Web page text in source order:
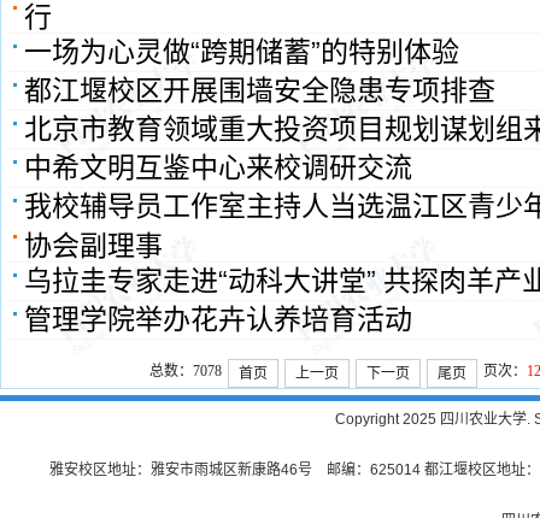
行
一场为心灵做“跨期储蓄”的特别体验
都江堰校区开展围墙安全隐患专项排查
北京市教育领域重大投资项目规划谋划组
中希文明互鉴中心来校调研交流
我校辅导员工作室主持人当选温江区青少
协会副理事
乌拉圭专家走进“动科大讲堂” 共探肉羊产
管理学院举办花卉认养培育活动
总数：7078 首页 上一页 下一页 尾页 页次： 12
Copyright 2025 四川农业大学.
雅安校区地址：雅安市雨城区新康路46号 邮编：625014 都江堰校区地址